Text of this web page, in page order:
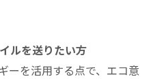
ルを送りたい方
ーを活用する点で、エコ意